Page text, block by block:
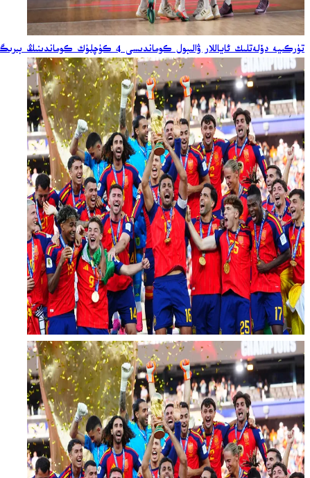
تۈركىيە دۆلەتلىك ئاياللار ۋالىبول كوماندىسى 4 كۈچلۈك كوماندىنىڭ بىرىگە ئايلاندى